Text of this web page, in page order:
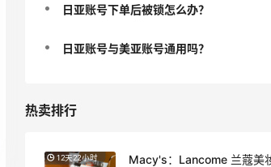
日亚账号下单后被锁怎么办？
日亚账号与美亚账号通用吗？
热卖排行
12天22小时
Macy's：Lancome 兰蔻美